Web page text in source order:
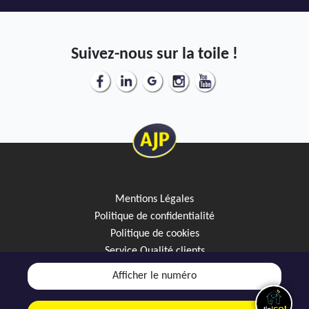
Afficher le numéro
Suivez-nous sur la toile !
Mentions Légales
Politique de confidentialité
Politique de cookies
Service Qualité clients
Créez votre alerte mail